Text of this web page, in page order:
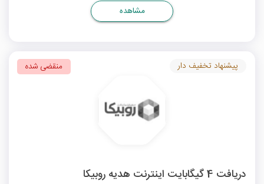
مشاهده
دریافت 4 گیگابایت اینترنت هدیه روبیکا
پیشنهاد تخفیف دار منقضی شده